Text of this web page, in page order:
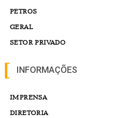
PETROS
GERAL
SETOR PRIVADO
INFORMAÇÕES
IMPRENSA
DIRETORIA